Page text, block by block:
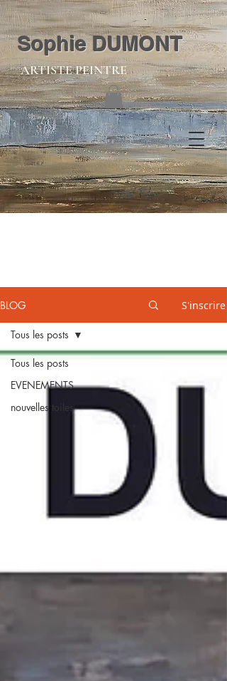
Sophie DUMONT
ARTISTE PEINTRE
BLOG S'inscrire
Tous les posts
EVENEMENTS
nouvelles toiles
Tous les posts